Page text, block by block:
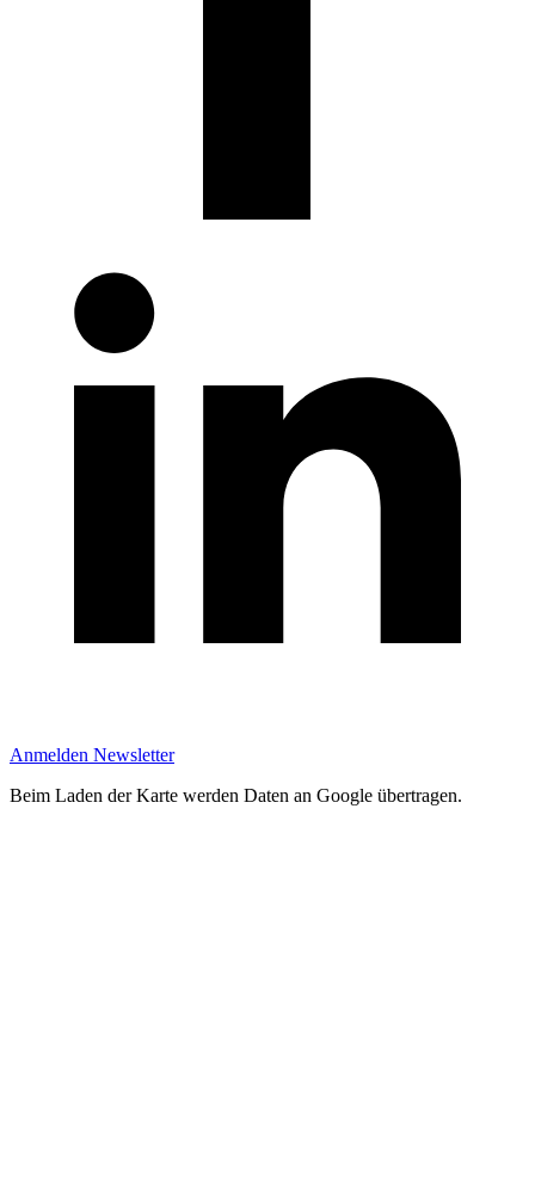
Anmelden Newsletter
Beim Laden der Karte werden Daten an Google übertragen.